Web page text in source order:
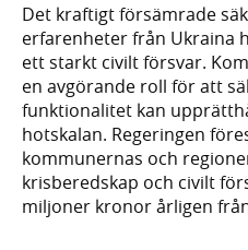
Det kraftigt försämrade
erfarenheter från Ukraina
ett starkt civilt försvar.
en avgörande roll för att
funktionalitet kan
hotskalan. Regeringen
kommunernas och
krisberedskap och civilt
miljoner kronor årligen